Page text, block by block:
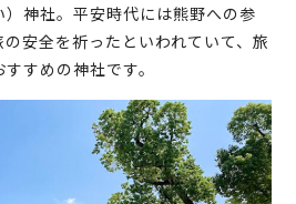
）神社。平安時代には熊野への参
安全を祈ったといわれていて、旅
すめの神社です。